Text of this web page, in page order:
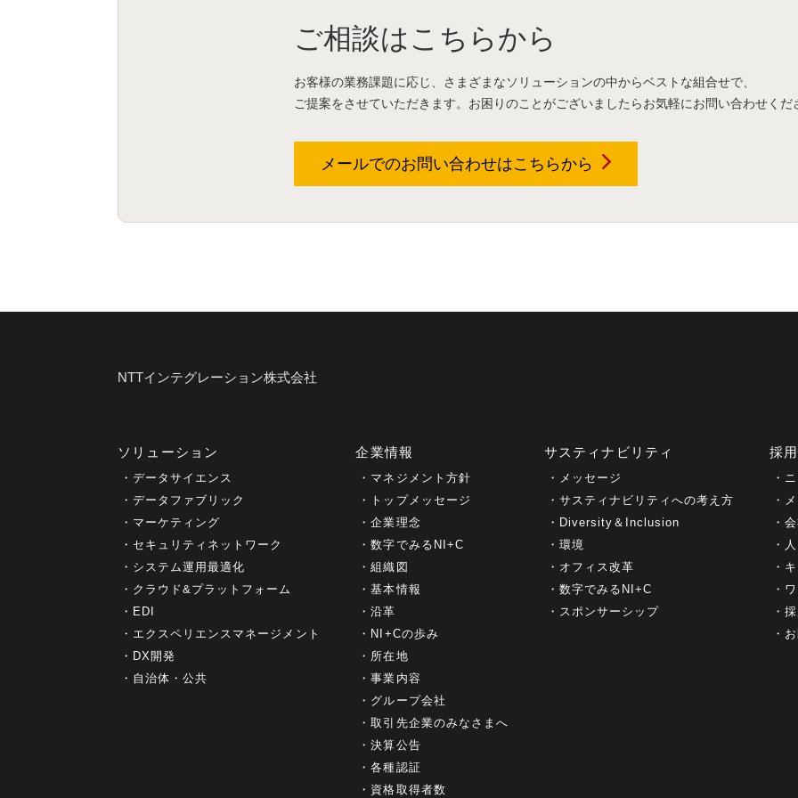
ご相談はこちらから
お客様の業務課題に応じ、さまざまなソリューションの中からベストな組合せで、
ご提案をさせていただきます。お困りのことがございましたらお気軽にお問い合わせくだ
メールでのお問い合わせはこちらから
NTTインテグレーション株式会社
ソリューション
データサイエンス
データファブリック
マーケティング
セキュリティネットワーク
システム運用最適化
クラウド&プラットフォーム
EDI
エクスペリエンスマネージメント
DX開発
自治体・公共
企業情報
マネジメント方針
トップメッセージ
企業理念
数字でみるNI+C
組織図
基本情報
沿革
NI+Cの歩み
所在地
事業内容
グループ会社
取引先企業のみなさまへ
決算公告
各種認証
資格取得者数
サスティナビリティ
メッセージ
サスティナビリティへの考え方
Diversity＆Inclusion
環境
オフィス改革
数字でみるNI+C
スポンサーシップ
採